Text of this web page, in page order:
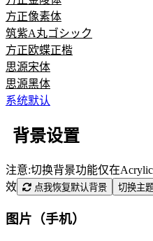
方正像素体
筑紫A丸ゴシック
方正欧蝶正楷
思源宋体
思源黑体
系统默认
背景设置
注意:切换背景功能仅在
效
点我恢复默认背景 切换主
图片（手机）